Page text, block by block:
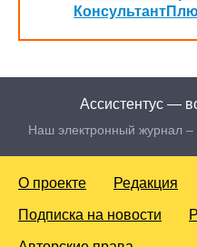
Ассистентус —
Наш электронный журнал –
О проекте Редакция
Подписка на новости